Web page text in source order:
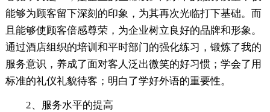
能够为顾客留下深刻的印象，为其再次光临打下基础。而
且能够使顾客倍感尊荣，为企业树立良好的品牌和形象。
通过酒店组织的培训和平时部门的强化练习，锻炼了我的
服务意识，养成了面对客人泛出微笑的好习惯；学会了用
标准的礼仪礼貌待客；明白了学好外语的重要性。
2、服务水平的提高